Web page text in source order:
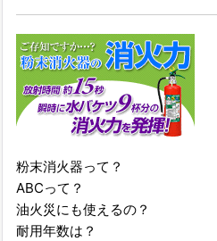
粉末消火器って？
ABCって？
油火災にも使えるの？
耐用年数は？